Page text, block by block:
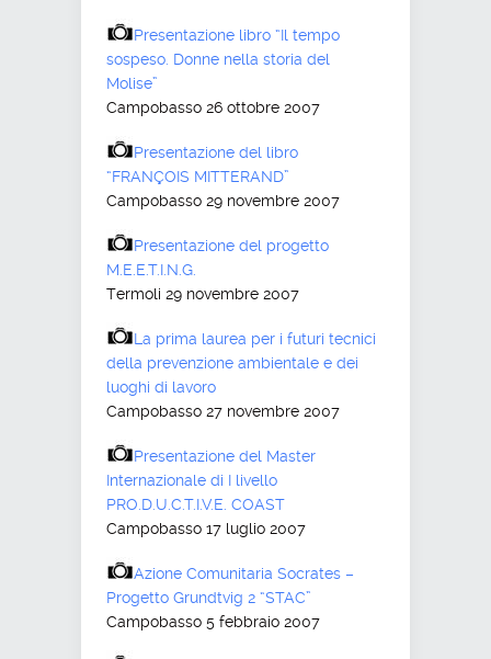
Presentazione libro “Il tempo
sospeso. Donne nella storia del
Molise”
Campobasso 26 ottobre 2007
Presentazione del libro
“FRANÇOIS MITTERAND”
Campobasso 29 novembre 2007
Presentazione del progetto
M.E.E.T.I.N.G.
Termoli 29 novembre 2007
La prima laurea per i futuri tecnici
della prevenzione ambientale e dei
luoghi di lavoro
Campobasso 27 novembre 2007
Presentazione del Master
Internazionale di I livello
PRO.D.U.C.T.I.V.E. COAST
Campobasso 17 luglio 2007
Azione Comunitaria Socrates –
Progetto Grundtvig 2 “STAC”
Campobasso 5 febbraio 2007